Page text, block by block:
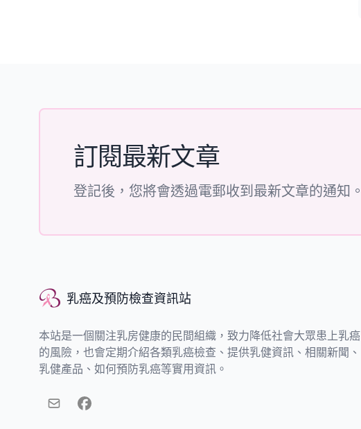
訂閱最新文章
登記後，您將會透過電郵收到最新文章的通知。
乳癌及預防檢查資訊站
乳癌及預防檢查資訊站
本站是一個關注乳房健康的民間組織，致力降低社會大眾患上乳癌
的風險，也會定期介紹各類乳癌檢查、提供乳健資訊、相關新聞、
乳健產品、如何預防乳癌等實用資訊。